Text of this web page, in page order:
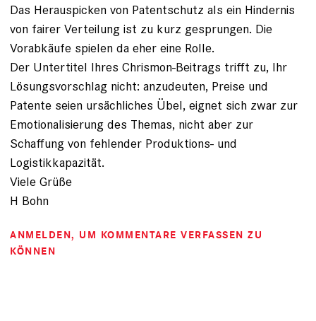
Das Herauspicken von Patentschutz als ein Hindernis
von fairer Verteilung ist zu kurz gesprungen. Die
Vorabkäufe spielen da eher eine Rolle.
Der Untertitel Ihres Chrismon-Beitrags trifft zu, Ihr
Lösungsvorschlag nicht: anzudeuten, Preise und
Patente seien ursächliches Übel, eignet sich zwar zur
Emotionalisierung des Themas, nicht aber zur
Schaffung von fehlender Produktions- und
Logistikkapazität.
Viele Grüße
H Bohn
ANMELDEN, UM KOMMENTARE VERFASSEN ZU
KÖNNEN